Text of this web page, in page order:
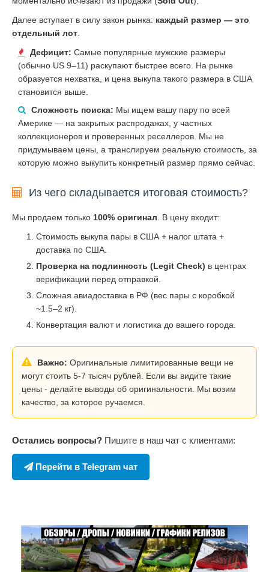
Далее вступает в силу закон рынка: каждый размер — это
отдельный лот
Дефицит: Самые популярные мужские размеры
(обычно US 9–11) раскупают быстрее всего. На рынке
образуется нехватка, и цена выкупа такого размера в США
становится выше.
Сложность поиска: Мы ищем вашу пару по всей
Америке — на закрытых распродажах, у частных
коллекционеров и проверенных реселлеров. Мы не
придумываем цены, а транслируем реальную стоимость, за
которую можно выкупить конкретный размер прямо сейчас.
Из чего складывается итоговая стоимость?
Мы продаем только 100% оригинал . В цену входит:
Стоимость выкупа пары в США + налог штата +
доставка по США.
Проверка на подлинность (Legit Check) в центрах
верификации перед отправкой.
Сложная авиадоставка в РФ (вес пары с коробкой
~1.5–2 кг).
Конвертация валют и логистика до вашего города.
Важно: Оригинальные лимитированные вещи не
могут стоить 5-7 тысяч рублей. Если вы видите такие
цены - делайте выводы об оригинальности. Мы возим
качество, за которое ручаемся.
Остались вопросы? Пишите в наш чат с клиентами:
Перейти в Telegram чат